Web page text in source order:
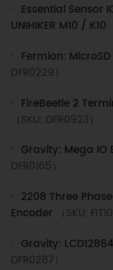
Essential Sensor
UNIHIKER M10 / K10
Fermion:
DFR0229）
FireBeetle 2
（SKU: DFR0923）
Gravity: Mega IO
DFR0165）
2208 Three
Encoder
（SKU:
Gravity:
DFR0287）